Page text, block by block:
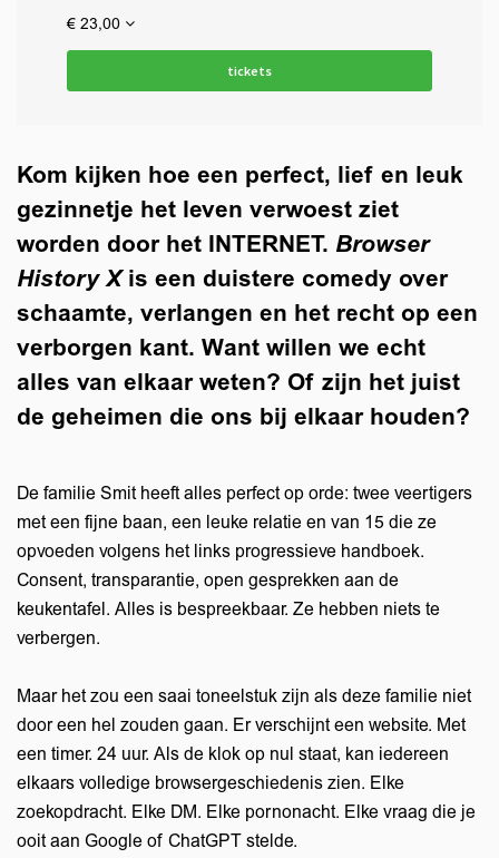
€ 23,00
tickets
Kom kijken hoe een perfect, lief en leuk
gezinnetje het leven verwoest ziet
worden door het INTERNET. Browser
History Xis een duistere comedy over
schaamte, verlangen en het recht op een
verborgen kant. Want willen we echt
alles van elkaar weten? Of zijn het juist
de geheimen die ons bij elkaar houden?
De familie Smit heeft alles perfect op orde: twee veertigers
met een fijne baan, een leuke relatie en van 15 die ze
opvoeden volgens het links progressieve handboek.
Consent, transparantie, open gesprekken aan de
keukentafel. Alles is bespreekbaar. Ze hebben niets te
verbergen.
Maar het zou een saai toneelstuk zijn als deze familie niet
door een hel zouden gaan. Er verschijnt een website. Met
een timer. 24 uur. Als de klok op nul staat, kan iedereen
elkaars volledige browsergeschiedenis zien. Elke
zoekopdracht. Elke DM. Elke pornonacht. Elke vraag die je
ooit aan Google of ChatGPT stelde.